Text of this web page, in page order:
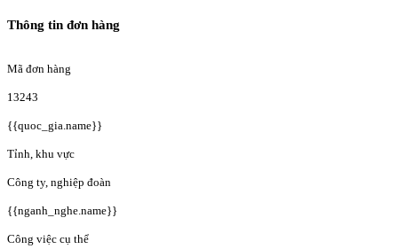
Thông tin đơn hàng
Mã đơn hàng
13243
{{quoc_gia.name}}
Tỉnh, khu vực
Công ty, nghiệp đoàn
{{nganh_nghe.name}}
Công việc cụ thể